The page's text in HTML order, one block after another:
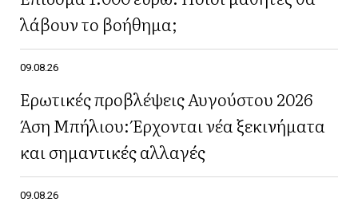
λάβουν το βοήθημα;
09.08.26
Ερωτικές προβλέψεις Αυγούστου 2026
Άση Μπήλιου: Έρχονται νέα ξεκινήματα
και σημαντικές αλλαγές
09.08.26